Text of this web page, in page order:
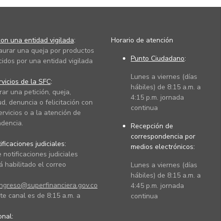
una entidad vigilada:
una queja por productos
por una entidad vigilada
de la SFC:
una petición, queja,
denuncia o felicitación con
o a la atención de
judiciales:
notificaciones judiciales
habilitado el correo
canal es de 8:15 a.m. a
Horario de atención
Punto Ciudadano:
Lunes a viernes (días
hábiles) de 8:15 a.m. a
4:15 p.m. jornada
continua
Recepción de
correspondencia por
medios electrónicos:
Lunes a viernes (días
hábiles) de 8:15 a.m. a
4:45 p.m. jornada
continua